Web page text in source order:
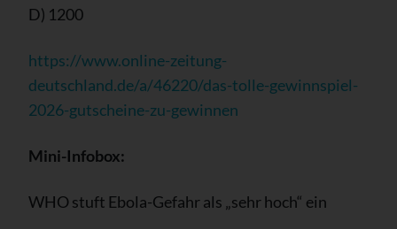
D) 1200
https://www.online-zeitung-
deutschland.de/a/46220/das-tolle-gewinnspiel-
2026-gutscheine-zu-gewinnen
Mini-Infobox:
WHO stuft Ebola-Gefahr als „sehr hoch“ ein